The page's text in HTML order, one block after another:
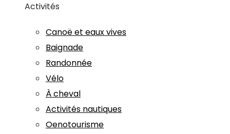
Activités
Canoë et eaux vives
Baignade
Randonnée
Vélo
À cheval
Activités nautiques
Oenotourisme